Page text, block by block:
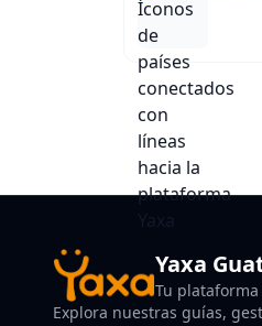
Yaxa
Tu
Explora nuestras guías,